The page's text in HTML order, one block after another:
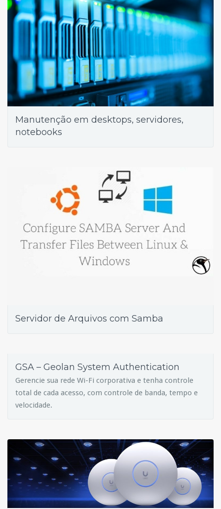
Manutenção em desktops, servidores,
notebooks
Servidor de Arquivos com Samba
GSA – Geolan System Authentication
Gerencie sua rede Wi-Fi corporativa e tenha controle
total de cada acesso, com controle de banda, tempo e
velocidade.